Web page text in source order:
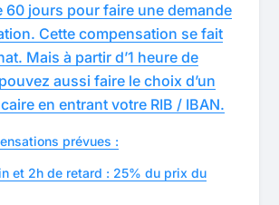
60 jours pour faire une demande
Cette compensation se fait
Mais à partir d’1 heure de
aussi faire le choix d’un
en entrant votre RIB / IBAN.
prévues :
et 2h de retard : 25% du prix du